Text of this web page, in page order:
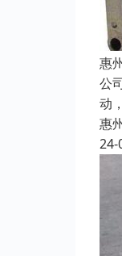
惠
公
动
惠
24-